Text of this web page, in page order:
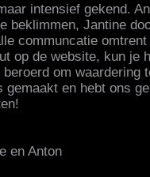
intensief gekend.
beklimmen, Jantine
communcatie
op de website, kun je
beroerd om waardering
gemaakt en hebt ons
en Anton